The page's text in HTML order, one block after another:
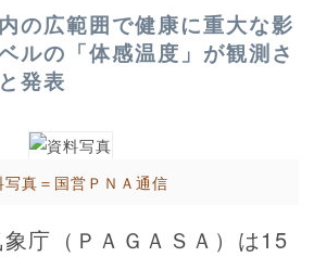
の広範囲で健康に重大な影
ルの「体感温度」が観測さ
発表
写真＝国営ＰＮＡ通信
庁（ＰＡＧＡＳＡ）は15